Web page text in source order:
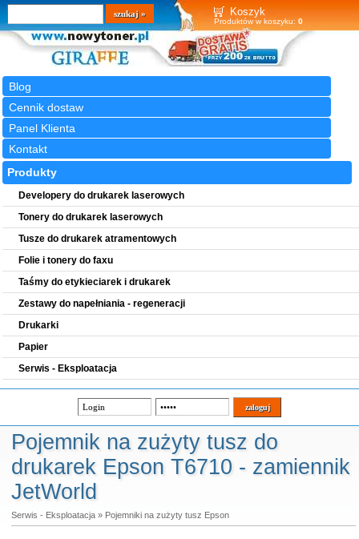
Koszyk
Produktów w koszyku: 0
Blog
Cennik dostaw
Panel Klienta
Kontakt
Wyszukiwarka
szukaj
Produkty
Developery do drukarek laserowych
Tonery do drukarek laserowych
Tusze do drukarek atramentowych
Folie i tonery do faxu
Taśmy do etykieciarek i drukarek
Zestawy do napełniania - regeneracji
Drukarki
Papier
Serwis - Eksploatacja
Pojemnik na zużyty tusz do
drukarek Epson T6710 - zamiennik
JetWorld
Serwis - Eksploatacja» Pojemniki na zużyty tusz Epson